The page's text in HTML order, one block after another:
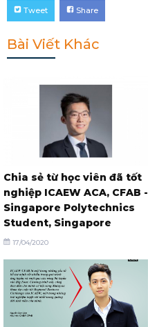
Tweet Share
Bài Viết Khác
Chia sẻ từ học viên đã tốt
nghiệp ICAEW ACA, CFAB -
Singapore Polytechnics
Student, Singapore
17/04/2020